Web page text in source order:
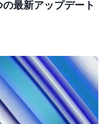
最新アップデート